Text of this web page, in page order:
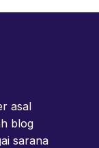
asal
blog
sarana